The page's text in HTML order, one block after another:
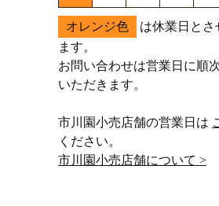
オレンジ色
は休業日とさ
ます。
お問い合わせは営業日に順
いただきます。
市川園小売店舗の営業日は
ください。
市川園小売店舗について >